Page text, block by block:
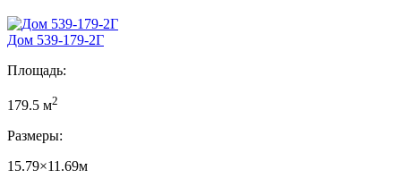
Дом 539-179-2Г
Площадь:
179.5 м2
Размеры:
15.79×11.69м